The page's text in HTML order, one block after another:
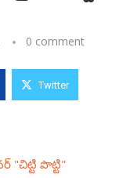
0 comment
Twitter